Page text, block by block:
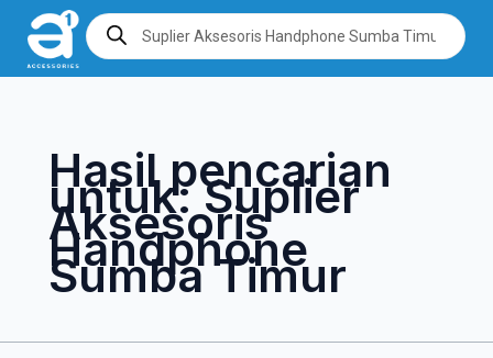
Lewati
konten
Products
search
Hasil pencarian
untuk:Suplier
Aksesoris
Handphone
Sumba Timur
Cari
untuk: